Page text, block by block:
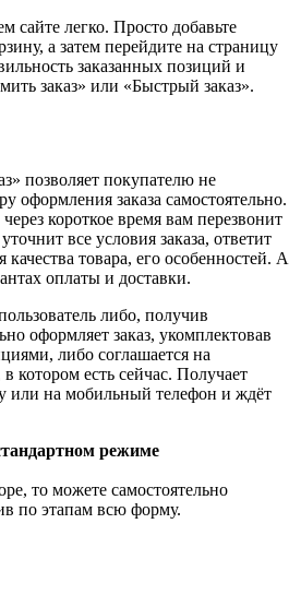
сайте легко. Просто добавьте
а затем перейдите на страницу
заказанных позиций и
заказ» или «Быстрый заказ».
позволяет покупателю не
оформления заказа самостоятельно.
короткое время вам перезвонит
все условия заказа, ответит
товара, его особенностей. А
оплаты и доставки.
либо, получив
оформляет заказ, укомплектовав
либо соглашается на
котором есть сейчас. Получает
или на мобильный телефон и ждёт
режиме
то можете самостоятельно
по этапам всю форму.